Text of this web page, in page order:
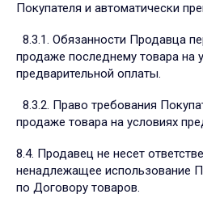
Покупателя и автоматически
8.3.1. Обязанности Продавца
продаже последнему товара на
предварительной оплаты.
8.3.2. Право требования
продаже товара на условиях
8.4. Продавец не несет
ненадлежащее использование
по Договору товаров.